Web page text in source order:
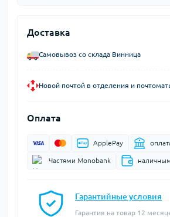
Доставка
Самовывоз со склада Винница
Новой почтой в отделения и
Оплата
ApplePay
Частями Monobank
Гарантийные условия
Гарантия на товар 12